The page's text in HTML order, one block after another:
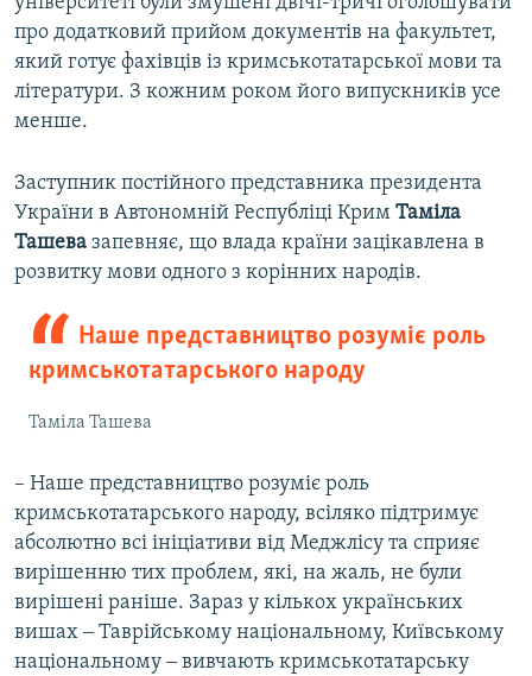
про додатковий прийом документів на факультет,
який готує фахівців із кримськотатарської мови та
літератури. З кожним роком його випускників усе
менше.
Заступник постійного представника президента
України в Автономній Республіці Крим Таміла
Ташева запевняє, що влада країни зацікавлена в
розвитку мови одного з корінних народів.
Наше представництво розуміє роль
кримськотатарського народу
Таміла Ташева
– Наше представництво розуміє роль
кримськотатарського народу, всіляко підтримує
абсолютно всі ініціативи від Меджлісу та сприяє
вирішенню тих проблем, які, на жаль, не були
вирішені раніше. Зараз у кількох українських
вишах ‒ Таврійському національному, Київському
національному ‒ вивчають кримськотатарську